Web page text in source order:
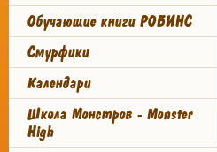
Обучающие книги РОБИНС
Смурфики
Календари
Школа Монстров - Monster
High